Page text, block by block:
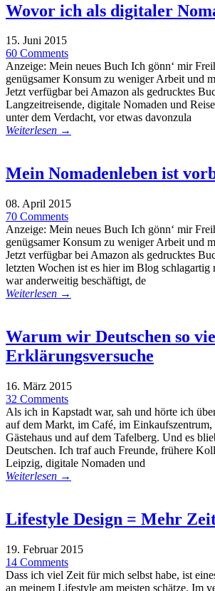
Wovor ich als digitaler
15. Juni 2015
60 Comments
Anzeige: Mein neues Buch Ich gönn‘ mir
genügsamer Konsum zu weniger Arbeit und
Jetzt verfügbar bei Amazon als gedrucktes
Langzeitreisende, digitale Nomaden und
unter dem Verdacht, vor etwas davonzula
Weiterlesen →
Mein Nomadenleben ist
08. April 2015
70 Comments
Anzeige: Mein neues Buch Ich gönn‘ mir
genügsamer Konsum zu weniger Arbeit und
Jetzt verfügbar bei Amazon als gedrucktes
letzten Wochen ist es hier im Blog
war anderweitig beschäftigt, de
Weiterlesen →
Warum wir Deutschen so
Erklärungsversuche
16. März 2015
32 Comments
Als ich in Kapstadt war, sah und hörte ich
auf dem Markt, im Café, im Einkaufszentrum,
Gästehaus und auf dem Tafelberg. Und es
Deutschen. Ich traf auch Freunde, frühere
Leipzig, digitale Nomaden und
Weiterlesen →
Lifestyle Design = Mehr
19. Februar 2015
14 Comments
Dass ich viel Zeit für mich selbst habe, ist
an meinem Lifestyle am meisten schätze. Im